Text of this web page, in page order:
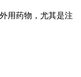
用药物，尤其是注